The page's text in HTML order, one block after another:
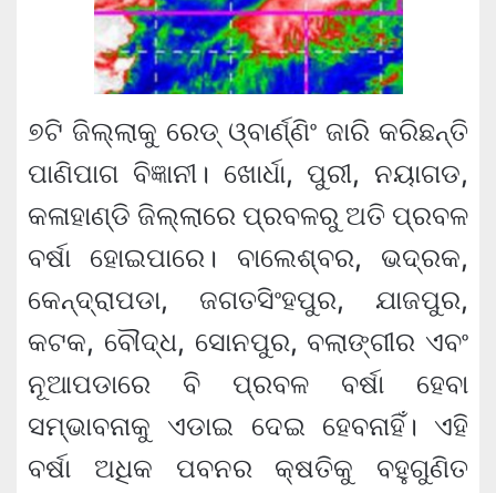
୭ଟି ଜିଲ୍ଲାକୁ ରେଡ୍ ଓ୍ବାର୍ଣ୍ଣିଂ ଜାରି କରିଛନ୍ତି
ପାଣିପାଗ ବିଜ୍ଞାନୀ। ଖୋର୍ଧା, ପୁରୀ, ନୟାଗଡ,
କଳାହାଣ୍ଡି ଜିଲ୍ଲାରେ ପ୍ରବଳରୁ ଅତି ପ୍ରବଳ
ବର୍ଷା ହୋଇପାରେ। ବାଲେଶ୍ବର, ଭଦ୍ରକ,
କେନ୍ଦ୍ରାପଡା, ଜଗତସିଂହପୁର, ଯାଜପୁର,
କଟକ, ବୌଦ୍ଧ, ସୋନପୁର, ବଲାଙ୍ଗୀର ଏବଂ
ନୂଆପଡାରେ ବି ପ୍ରବଳ ବର୍ଷା ହେବା
ସମ୍ଭାବନାକୁ ଏଡାଇ ଦେଇ ହେବନାହିଁ। ଏହି
ବର୍ଷା ଅଧିକ ପବନର କ୍ଷତିକୁ ବହୁଗୁଣିତ